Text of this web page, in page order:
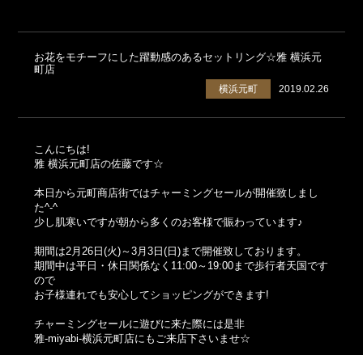
お花をモチーフにした躍動感のあるセットリング☆雅 横浜元
町店
2019.02.26
横浜元町
こんにちは!
雅 横浜元町店の佐藤です☆
本日から元町商店街ではチャーミングセールが開催致しまし
た^-^
少し肌寒いですが朝から多くのお客様で賑わっています♪
期間は2月26日(火)～3月3日(日)まで開催致しております。
期間中は平日・休日関係なく11:00～19:00まで歩行者天国です
ので
お子様連れでも安心してショッピングができます!
チャーミングセールに遊びに来た際には是非
雅-miyabi-横浜元町店にもご来店下さいませ☆